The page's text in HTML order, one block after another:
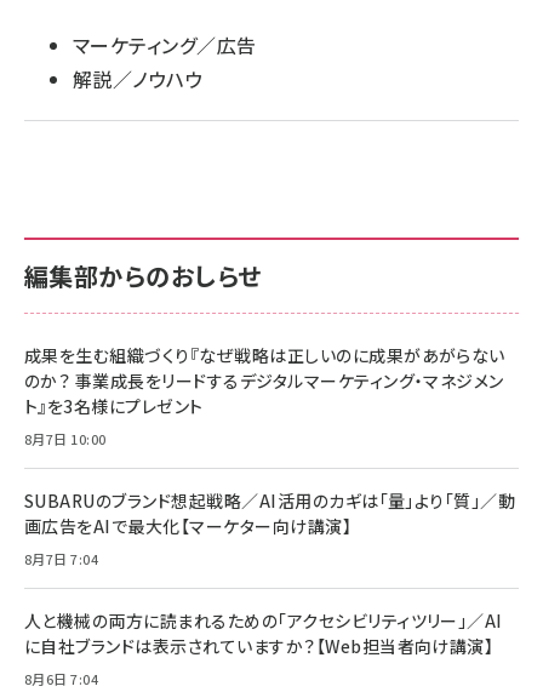
マーケティング／広告
解説／ノウハウ
編集部からのおしらせ
成果を生む組織づくり『なぜ戦略は正しいのに成果があがらない
のか？ 事業成長をリードするデジタルマーケティング・マネジメン
ト』を3名様にプレゼント
8月7日 10:00
SUBARUのブランド想起戦略／AI活用のカギは「量」より「質」／動
画広告をAIで最大化【マーケター向け講演】
8月7日 7:04
人と機械の両方に読まれるための「アクセシビリティツリー」／AI
に自社ブランドは表示されていますか？【Web担当者向け講演】
8月6日 7:04